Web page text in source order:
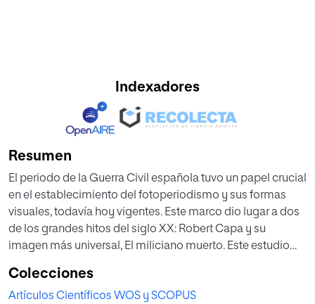
Indexadores
Resumen
El periodo de la Guerra Civil española tuvo un papel crucial
en el establecimiento del fotoperiodismo y sus formas
visuales, todavía hoy vigentes. Este marco dio lugar a dos
de los grandes hitos del siglo XX: Robert Capa y su
imagen más universal, El miliciano muerto. Este estudio
participación de la fotógrafa Gerda Taro resultó esencial
tanto en la creación de la imagen pública del fotógrafo
Colecciones
Artículos Científicos WOS y SCOPUS